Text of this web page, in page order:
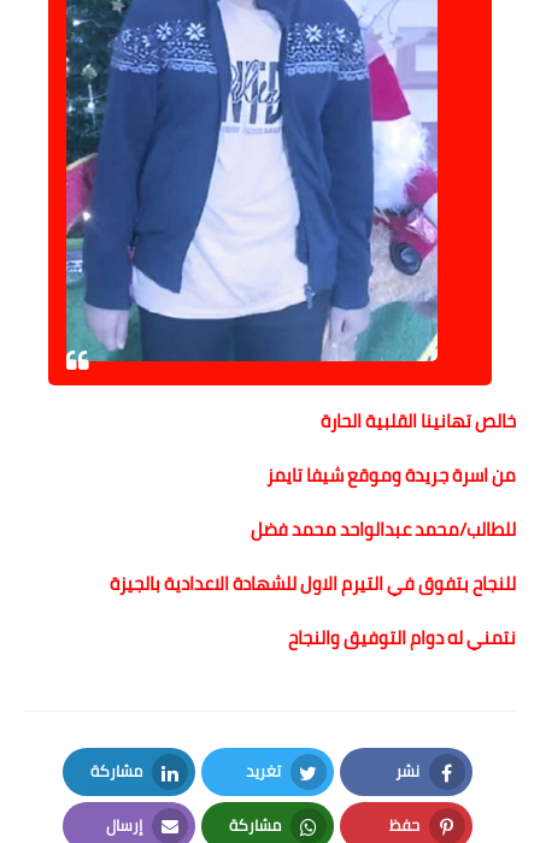
حوادث وقضايا
خدمات
الصحه والجمال
فن المطبخ
مقالات
خالص تهانينا القلبية الحارة
من اسرة جريدة وموقع شيفا تايمز
للطالب/محمد عبدالواحد محمد فضل
للنجاح بتفوق في التيرم الاول للشهادة الاعدادية بالجيزة
نتمني له دوام التوفيق والنجاح
نشر
Facebook
تغريد
Twitter
مشاركة
LinkedIn
حفظ مشاركة إرسال